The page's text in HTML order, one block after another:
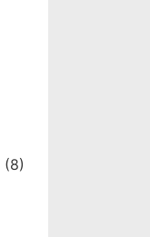
(8)